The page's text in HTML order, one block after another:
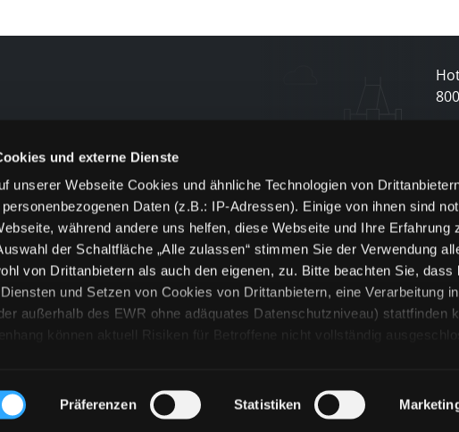
und externe Dienste
unserer Webseite Cookies und ähnliche Technologien von
Daten (z.B.: IP-Adressen). Einige von ihnen sind
während andere uns helfen, diese Webseite und Ihre Erfahrung
der Schaltfläche „Alle zulassen“ stimmen Sie der Verwendung
von Drittanbietern als auch den eigenen, zu. Bitte beachten Sie, dass
und Setzen von Cookies von Drittanbietern, eine Verarbeitung
außerhalb des EWR ohne adäquates Datenschutzniveau) stattfinden
können aktuell Risiken für Betroffene nicht vollständig
Sie Erklärungen zu den verschiedenen Kategorien von Cookies und
können Sie über unsere „Cookie-Einstellungen“ unter
Präferenzen Statistiken
800